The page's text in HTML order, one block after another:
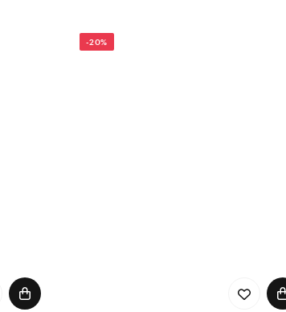
-20%